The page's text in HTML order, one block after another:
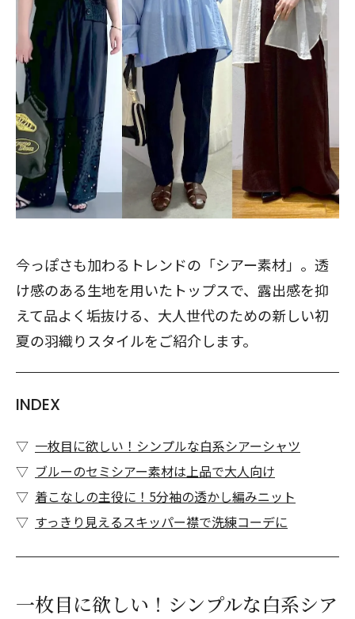
今っぽさも加わるトレンドの「シアー素材」。透
け感のある生地を用いたトップスで、露出感を抑
えて品よく垢抜ける、大人世代のための新しい初
夏の羽織りスタイルをご紹介します。
INDEX
一枚目に欲しい！シンプルな白系シアーシャツ
ブルーのセミシアー素材は上品で大人向け
着こなしの主役に！5分袖の透かし編みニット
すっきり見えるスキッパー襟で洗練コーデに
一枚目に欲しい！シンプルな白系シア